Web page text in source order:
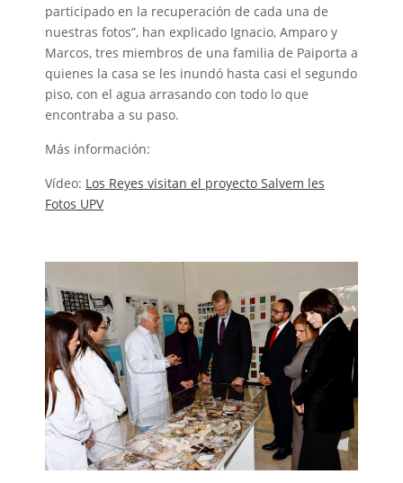
participado en la recuperación de cada una de
nuestras fotos”, han explicado Ignacio, Amparo y
Marcos, tres miembros de una familia de Paiporta a
quienes la casa se les inundó hasta casi el segundo
piso, con el agua arrasando con todo lo que
encontraba a su paso.
Más información:
Vídeo: Los Reyes visitan el proyecto Salvem les
Fotos UPV